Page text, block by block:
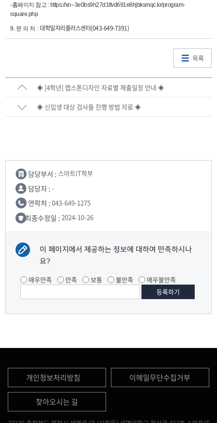
-홈페이지 참고 : https://xn--3e0bs9h27d1tfvd691e8hjbksmqc.kr/program-
square.php
9. 문 의 처 : 대학일자리플러스센터(043-649-7391)
목록
◈ [4학년] 캡스톤디자인 자료별 제출일정 안내 ◈
◈ 신입생 대상 검사들 진행 방법 자료 ◈
담당부서 : 스마트IT학부
담당자 : -
연락처 : 043-649-1275
최종수정일 : 2024-10-26
이 페이지에서 제공하는 정보에 대하여 만족하시나
요?
매우만족 만족 보통 불만족 매우불만족
개인정보처리방침 이메일무단수집거부
찾아오시는 길